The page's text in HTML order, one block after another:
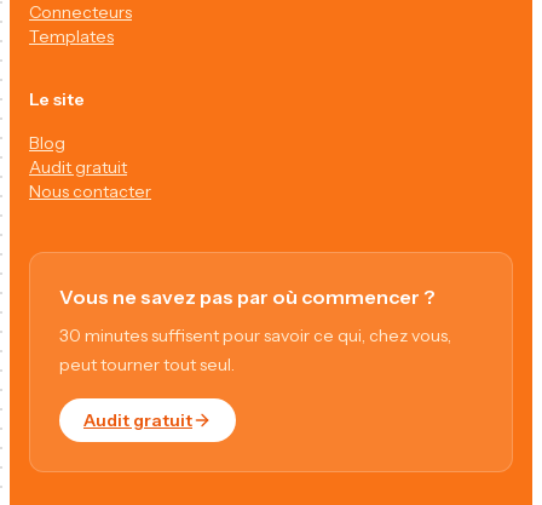
Connecteurs
Templates
Le site
Blog
Audit gratuit
Nous contacter
Vous ne savez pas par où commencer ?
30 minutes suffisent pour savoir ce qui, chez vous,
peut tourner tout seul.
Audit gratuit